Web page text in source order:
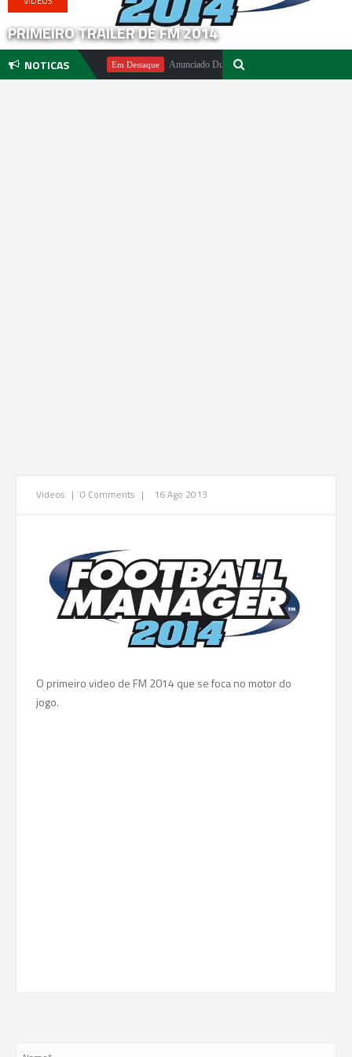
PRIMEIRO TRAILER DE FM 2014
NOTICAS
Pachter Em Destaque Anunciado DualSense The Last of Us Limited
Videos | 0 Comments | 16 Ago 2013
O primeiro video de FM 2014 que se foca no motor do
jogo.